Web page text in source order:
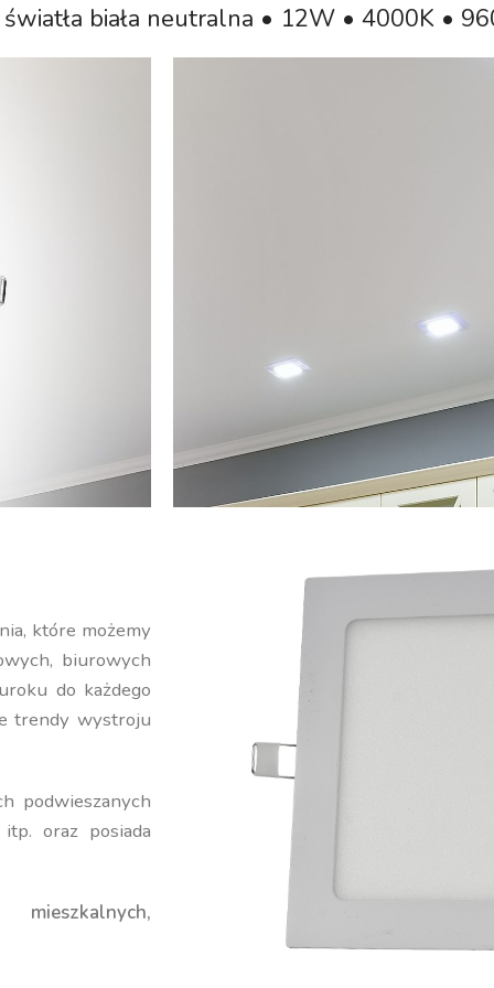
biała neutralna • 12W • 4000K •
które możemy
biurowych
do każdego
trendy wystroju
podwieszanych
oraz posiada